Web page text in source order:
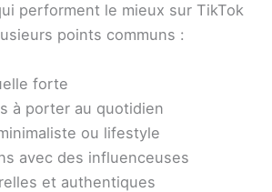
performent le mieux sur TikTok
points communs :
forte
à porter au quotidien
ou lifestyle
avec des influenceuses
et authentiques